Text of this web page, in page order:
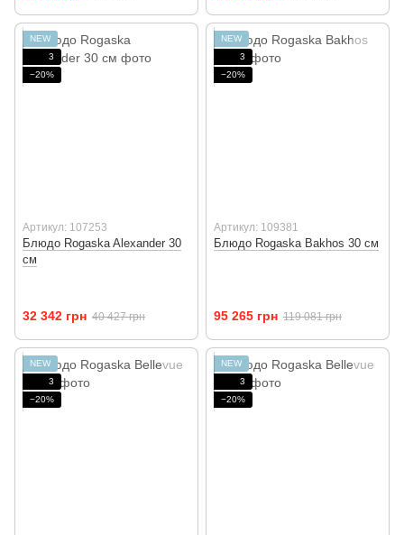
NEW
3
−20%
Артикул: 107253
Блюдо Rogaska Alexander 30
см
32 342 грн 40 427 грн
NEW
3
−20%
Артикул: 109381
Блюдо Rogaska Bakhos 30 см
95 265 грн 119 081 грн
NEW
3
−20%
NEW
3
−20%